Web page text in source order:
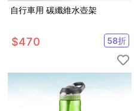
自行車用 碳纖維水壺架
$470 58折